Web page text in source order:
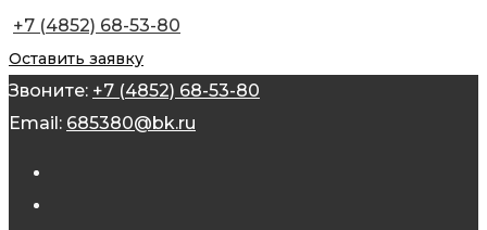
+7 (4852) 68-53-80
Оставить заявку
Звоните: +7 (4852) 68-53-80
Email: 685380@bk.ru